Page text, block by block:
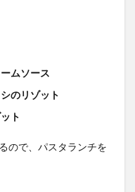
ムソース
のリゾット
ト
ので、パスタランチを